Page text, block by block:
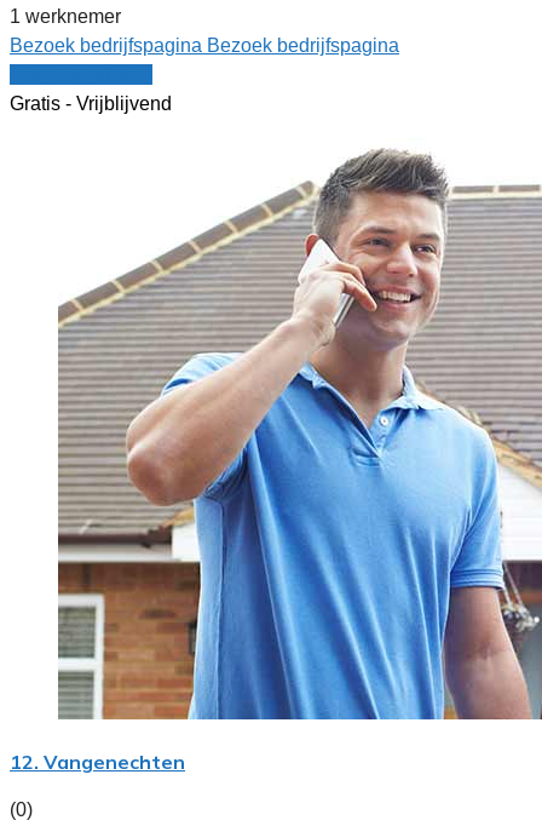
1 werknemer
Bezoek bedrijfspagina Bezoek bedrijfspagina
Gratis - Vrijblijvend
12. Vangenechten
(0)